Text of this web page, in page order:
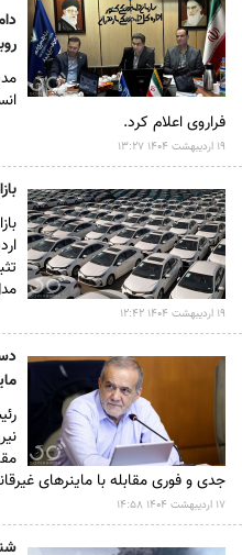
فراروی اعلام کرد.
۱۹ ارديبهشت ۱۴۰۴ ۱۳:۲۷
۱۹ ارديبهشت ۱۴۰۴ ۱۲:۴۲
جدی و فوری مقابله با ماینرهای
۱۷ ارديبهشت ۱۴۰۴ ۱۴:۵۸